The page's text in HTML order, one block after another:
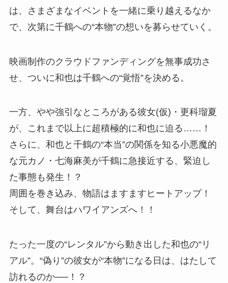
は、さまざまなイベントを一緒に乗り越えるなか
で、次第に千鶴への“本物”の想いを募らせていく。
映画制作のクラウドファンディングを無事成功さ
せ、ついに和也は千鶴への“覚悟”を決める。
一方、やや強引なところがある彼女(仮)・更科瑠夏
が、これまで以上に超積極的に和也に迫る……！
さらに、和也と千鶴の“本当”の関係を知る小悪魔的
な元カノ・七海麻美が千鶴に急接近する、緊迫し
た事態も発生！？
周囲を巻き込み、物語はますますヒートアップ！
そして、舞台はハワイアンズへ！！
たった一度の“レンタル”から動き出した和也の“リ
アル”。“偽り”の彼女が“本物”になる日は、はたして
訪れるのか──！？